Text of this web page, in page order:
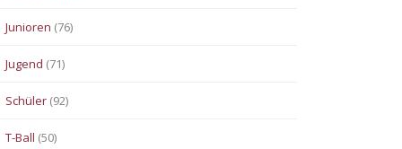
Junioren (76)
Jugend (71)
Schüler (92)
T-Ball (50)